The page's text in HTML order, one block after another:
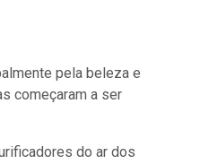
pela beleza e
começaram a ser
do ar dos